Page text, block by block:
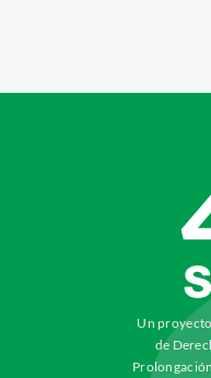
Un
de